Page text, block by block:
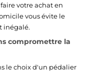
votre achat en
vous évite le
inégalé.
compromettre la
le choix d'un pédalier